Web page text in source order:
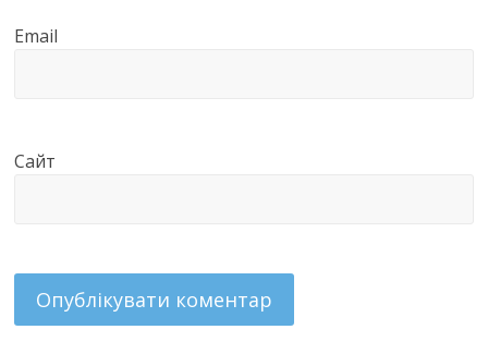
Email
Сайт